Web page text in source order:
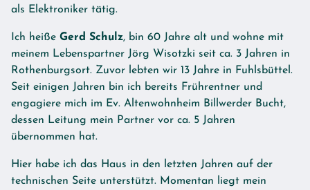
als Elektroniker tätig.
Ich heiße Gerd Schulz, bin 60 Jahre alt und wohne mit
meinem Lebenspartner Jörg Wisotzki seit ca. 3 Jahren in
Rothenburgsort. Zuvor lebten wir 13 Jahre in Fuhlsbüttel.
Seit einigen Jahren bin ich bereits Frührentner und
engagiere mich im Ev. Altenwohnheim Billwerder Bucht,
dessen Leitung mein Partner vor ca. 5 Jahren
übernommen hat.
Hier habe ich das Haus in den letzten Jahren auf der
technischen Seite unterstützt. Momentan liegt mein